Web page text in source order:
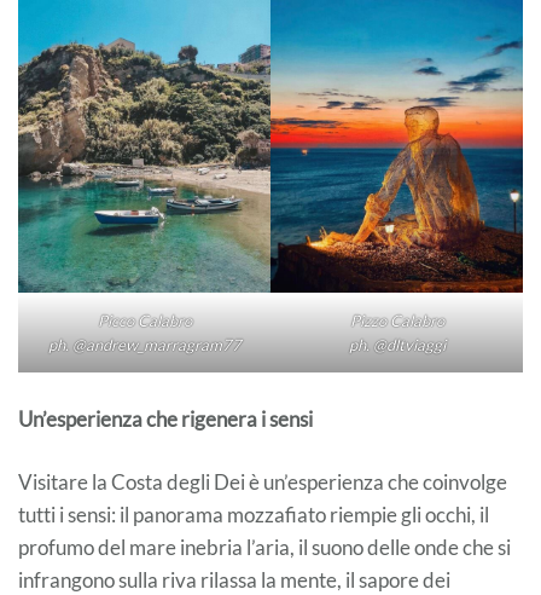
Picco Calabro
ph. @andrew_marragram77
Pizzo Calabro
ph. @dltviaggi
Un’esperienza che rigenera i sensi
Visitare la Costa degli Dei è un’esperienza che coinvolge
tutti i sensi: il panorama mozzafiato riempie gli occhi, il
profumo del mare inebria l’aria, il suono delle onde che si
infrangono sulla riva rilassa la mente, il sapore dei